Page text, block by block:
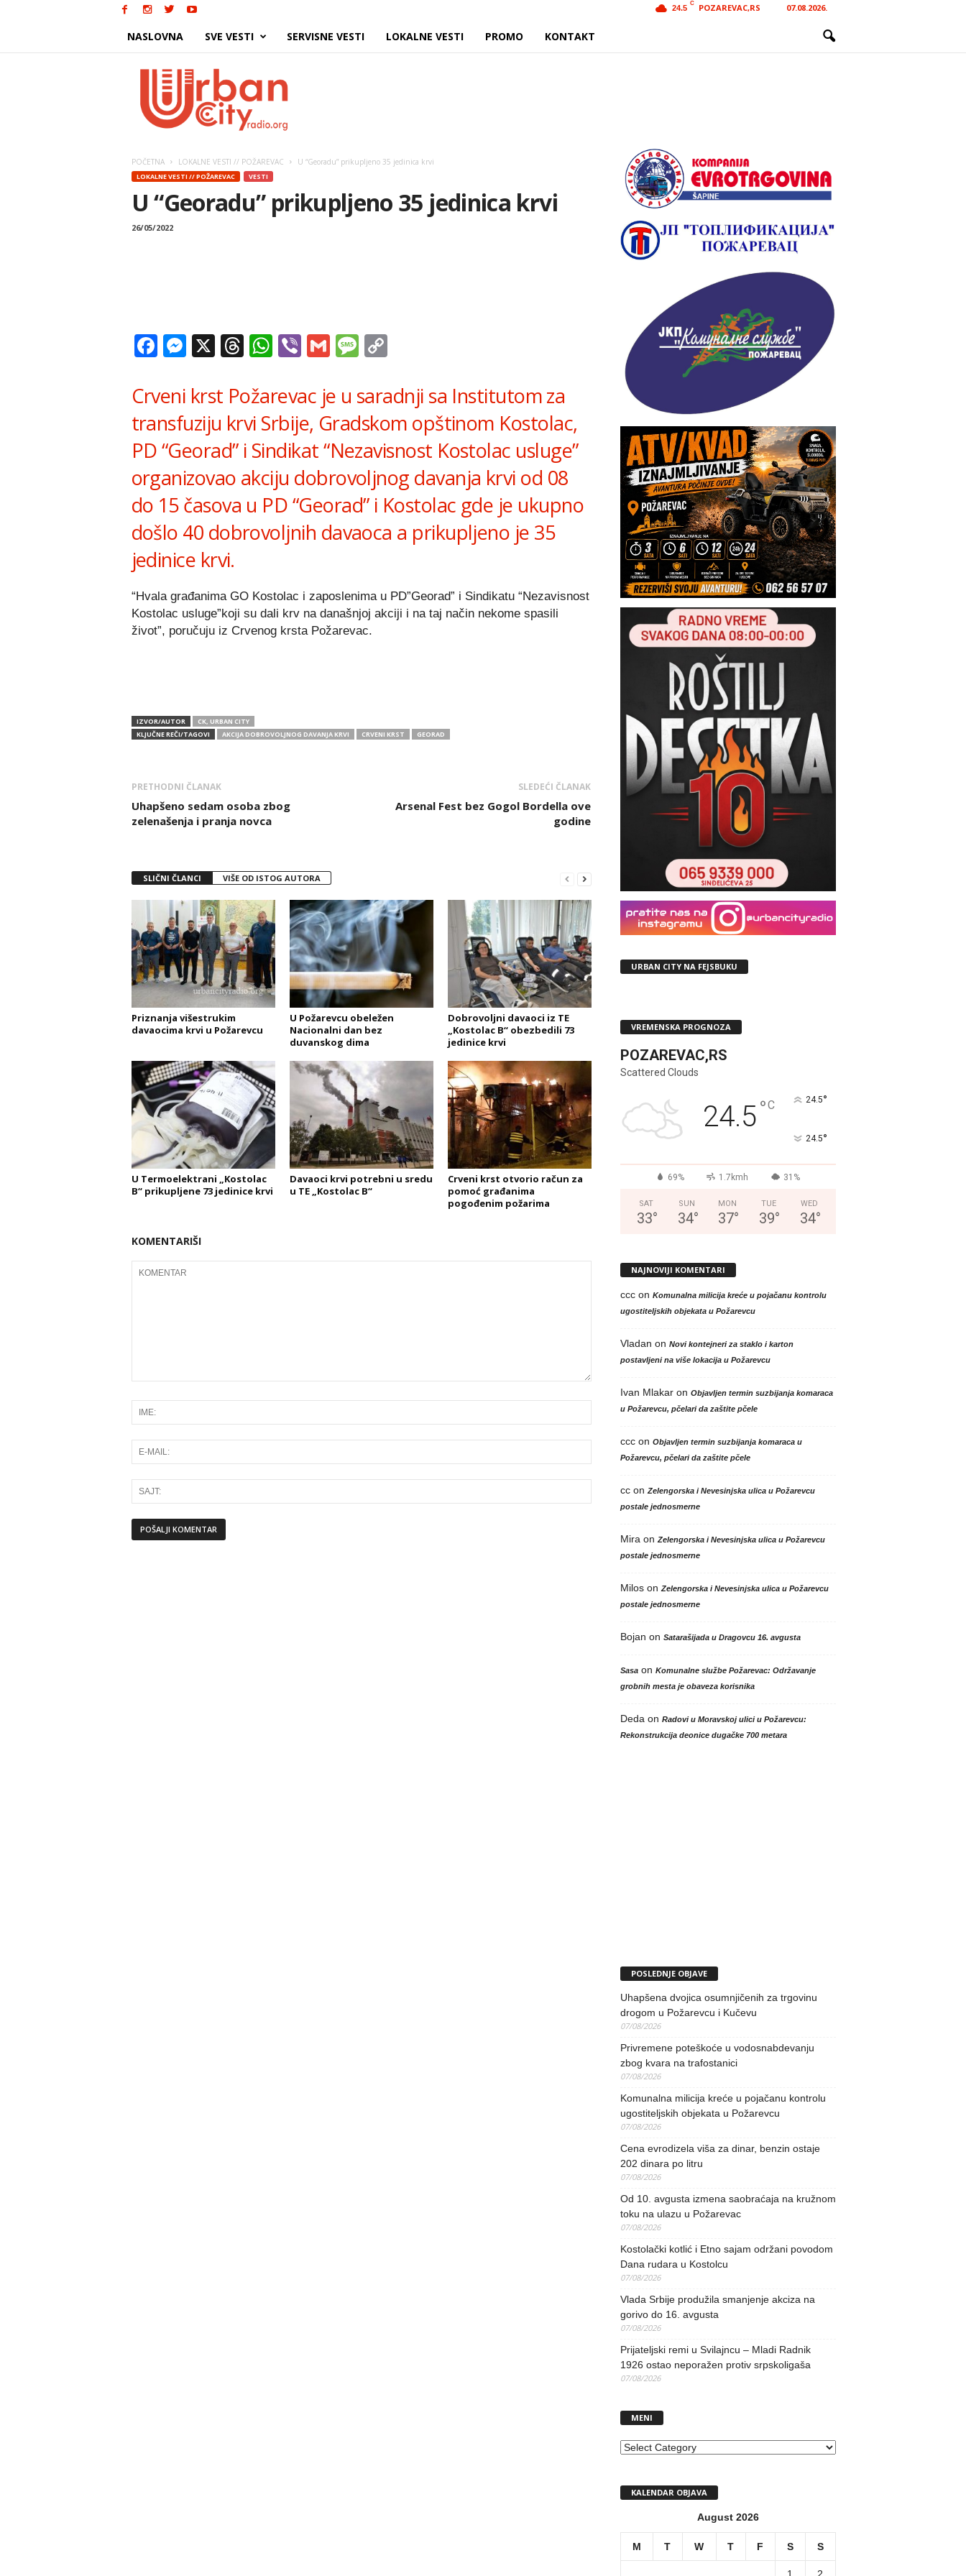
24.5
C POZAREVAC,RS 07.08.2026.
NASLOVNA SVE VESTI SERVISNE VESTI LOKALNE VESTI PROMO KONTAKT
POČETNA LOKALNE VESTI // POŽAREVAC U “Georadu” prikupljeno 35 jedinica krvi
LOKALNE VESTI // POŽAREVAC VESTI
U “Georadu” prikupljeno 35 jedinica krvi
26/05/2022
Facebook
Messenger
X Threads
WhatsApp
ViberGmailMessage
Crveni krst Požarevac je u saradnji sa Institutom za
transfuziju krvi Srbije, Gradskom opštinom Kostolac,
PD “Georad” i Sindikat “Nezavisnost Kostolac usluge”
organizovao akciju dobrovoljnog davanja krvi od 08
do 15 časova u PD “Georad” i Kostolac gde je ukupno
došlo 40 dobrovoljnih davaoca a prikupljeno je 35
jedinice krvi.
“Hvala građanima GO Kostolac i zaposlenima u PD”Georad” i Sindikatu “Nezavisnost
Kostolac usluge”koji su dali krv na današnjoj akciji i na taj način nekome spasili
život”, poručuju iz Crvenog krsta Požarevac.
IZVOR/AUTOR
CK, URBAN CITY
KLJUČNE REČI/TAGOVI
AKCIJA DOBROVOLJNOG DAVANJA KRVI CRVENI KRST GEORAD
PRETHODNI ČLANAK
Uhapšeno sedam osoba zbog
zelenašenja i pranja novca
SLEDEĆI ČLANAK
Arsenal Fest bez Gogol Bordella ove
godine
SLIČNI ČLANCI VIŠE OD ISTOG AUTORA
Priznanja višestrukim
davaocima krvi u Požarevcu
U Požarevcu obeležen
Nacionalni dan bez
duvanskog dima
Dobrovoljni davaoci iz TE
„Kostolac B“ obezbedili 73
jedinice krvi
U Termoelektrani „Kostolac
B“ prikupljene 73 jedinice krvi
Davaoci krvi potrebni u sredu
u TE „Kostolac B“
Crveni krst otvorio račun za
pomoć građanima
pogođenim požarima
KOMENTARIŠI
URBAN CITY NA FEJSBUKU
VREMENSKA PROGNOZA
POZAREVAC,RS
Scattered Clouds
24.5°C 24.5°
24.5°
69% 1.7kmh 31%
SAT
33°
SUN
34°
MON
37°
TUE
39°
WED
34°
NAJNOVIJI KOMENTARI
cccon Komunalna milicija kreće u pojačanu kontrolu
ugostiteljskih objekata u Požarevcu
Vladan on Novi kontejneri za staklo i karton
postavljeni na više lokacija u Požarevcu
Ivan Mlakaron Objavljen termin suzbijanja komaraca
u Požarevcu, pčelari da zaštite pčele
cccon Objavljen termin suzbijanja komaraca u
Požarevcu, pčelari da zaštite pčele
ccon Zelengorska i Nevesinjska ulica u Požarevcu
postale jednosmerne
Mira on Zelengorska i Nevesinjska ulica u Požarevcu
postale jednosmerne
Miloson Zelengorska i Nevesinjska ulica u Požarevcu
postale jednosmerne
Bojan on Satarašijada u Dragovcu 16. avgusta
Sasaon Komunalne službe Požarevac: Održavanje
grobnih mesta je obaveza korisnika
Deda on Radovi u Moravskoj ulici u Požarevcu:
Rekonstrukcija deonice dugačke 700 metara
POSLEDNJE OBJAVE
Uhapšena dvojica osumnjičenih za trgovinu
drogom u Požarevcu i Kučevu
07/08/2026
Privremene poteškoće u vodosnabdevanju
zbog kvara na trafostanici
07/08/2026
Komunalna milicija kreće u pojačanu kontrolu
ugostiteljskih objekata u Požarevcu
07/08/2026
Cena evrodizela viša za dinar, benzin ostaje
202 dinara po litru
07/08/2026
Od 10. avgusta izmena saobraćaja na kružnom
toku na ulazu u Požarevac
07/08/2026
Kostolački kotlić i Etno sajam održani povodom
Dana rudara u Kostolcu
07/08/2026
Vlada Srbije produžila smanjenje akciza na
gorivo do 16. avgusta
07/08/2026
Prijateljski remi u Svilajncu – Mladi Radnik
1926 ostao neporažen protiv srpskoligaša
07/08/2026
MENI
MENI
KALENDAR OBJAVA
August 2026
M T W T F S S
1 2